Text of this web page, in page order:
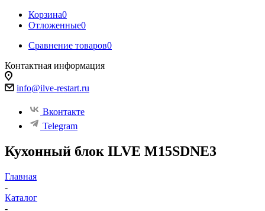
Корзина0
Отложенные0
Сравнение товаров0
Контактная информация
info@ilve-restart.ru
Вконтакте
Telegram
Кухонный блок ILVE M15SDNE3
Главная
-
Каталог
-